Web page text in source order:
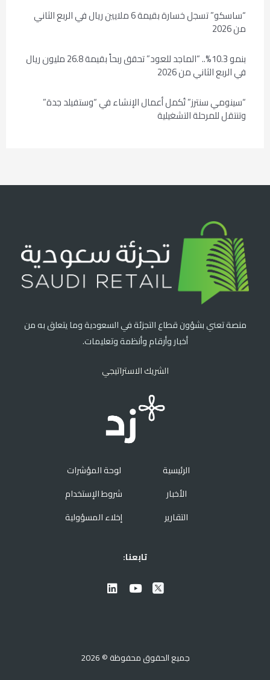
“ساسكو” تسجل خسارة بقيمة 6 ملايين ريال في الربع الثاني
من 2026
بنمو 10.3%.. “الماجد للعود” تحقق ربحاً بقيمة 26.8 مليون ريال
في الربع الثاني من 2026
“سينومي سنترز” تُكمل أعمال الإنشاء في “وستفيلد جدة”
وتنتقل للمرحلة التشغيلية
منصة تعني بشؤون قطاع التجزئة في السعودية وما يتعلق به من
أخبار وأرقام وأنظمة وتعليمات.
الشريك الاستراتيجي
الرئيسية
الأخبار
التقارير
لوحة المؤشرات
شروط الإستخدام
إخلاء المسؤولية
تابعنا:
جميع الحقوق محفوظة © 2026